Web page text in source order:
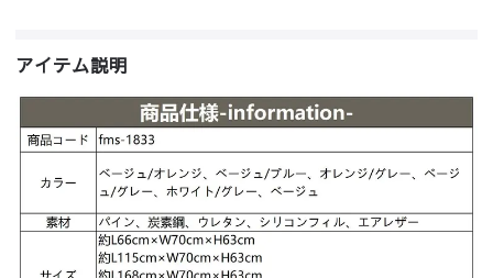
アイテム説明